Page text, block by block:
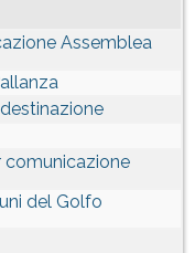
Assemblea
comunicazione
del Golfo